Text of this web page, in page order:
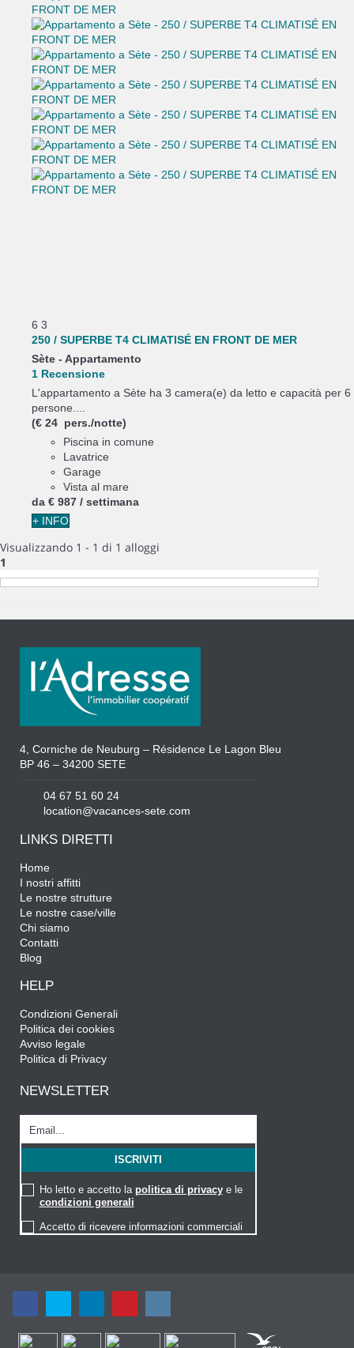
6 3
250 / SUPERBE T4 CLIMATISÉ EN FRONT DE MER
Sète - Appartamento
1 Recensione
L'appartamento a Sète ha 3 camera(e) da letto e capacità per 6
persone....
(€ 24 pers./notte)
Piscina in comune
Lavatrice
Garage
Vista al mare
da € 987 / settimana
+ INFO
Visualizzando 1 - 1 di 1 alloggi
1
4, Corniche de Neuburg – Résidence Le Lagon Bleu
BP 46 – 34200 SETE
04 67 51 60 24
location@vacances-sete.com
LINKS DIRETTI
Home
I nostri affitti
Le nostre strutture
Le nostre case/ville
Chi siamo
Contatti
Blog
HELP
Condizioni Generali
Politica dei cookies
Avviso legale
Politica di Privacy
NEWSLETTER
Ho letto e accetto la politica di privacye le
condizioni generali
Accetto di ricevere informazioni commerciali